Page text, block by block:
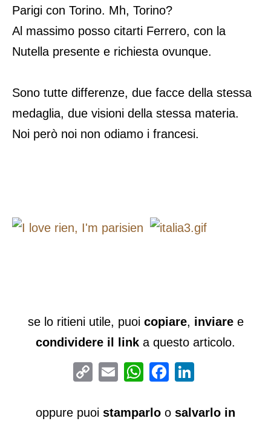
Parigi con Torino. Mh, Torino?
Al massimo posso citarti Ferrero, con la
Nutella presente e richiesta ovunque.
Sono tutte differenze, due facce della stessa
medaglia, due visioni della stessa materia.
Noi però noi non odiamo i francesi.
se lo ritieni utile, puoi copiare, inviaree
condividere il link a questo articolo.
Copy
Link
Email WhatsAppFacebook
oppure puoi stamparlo o salvarlo in